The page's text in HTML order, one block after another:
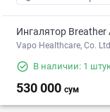
Ингалятор Breather
Vapo Healthcare, Co.
В наличии: 1
530 000 сум